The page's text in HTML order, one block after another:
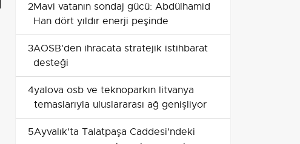
2Mavi vatanın sondaj gücü: Abdülhamid
Han dört yıldır enerji peşinde
3AOSB'den ihracata stratejik istihbarat
desteği
4yalova osb ve teknoparkın litvanya
temaslarıyla uluslararası ağ genişliyor
5Ayvalık'ta Talatpaşa Caddesi'ndeki